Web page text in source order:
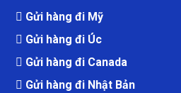
Gửi hàng đi Mỹ
Gửi hàng đi Úc
Gửi hàng đi Canada
Gửi hàng đi Nhật Bản